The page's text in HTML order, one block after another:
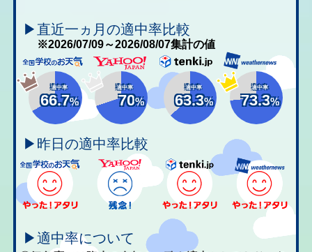
▶直近一ヵ月の適中率比較
※2026/07/09～2026/08/07集計の値
適中率
66.7%
適中率
70%
適中率
63.3%
適中率
73.3%
▶昨日の適中率比較
▶適中率について